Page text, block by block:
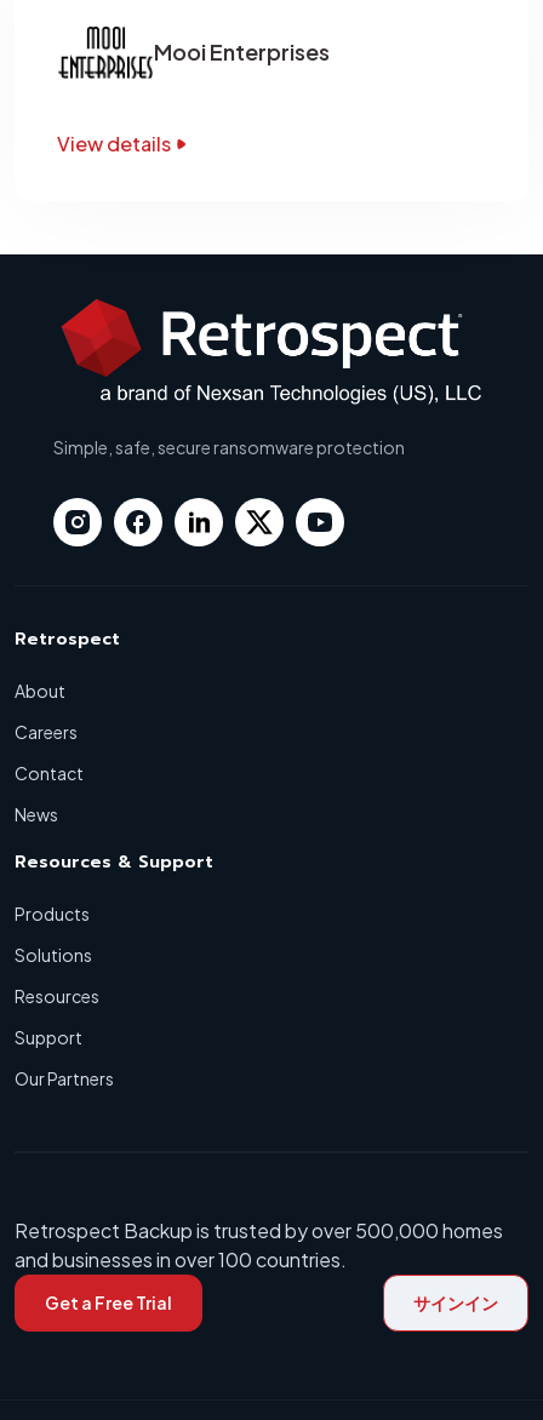
Mooi Enterprises
View details
Simple, safe, secure ransomware protection
Retrospect
About
Careers
Contact
News
Resources & Support
Products
Solutions
Resources
Support
Our Partners
Retrospect Backup is trusted by over 500,000 homes
and businesses in over 100 countries.
Get a Free Trial サインイン